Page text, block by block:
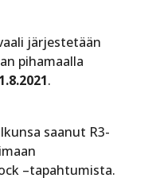
järjestetään
pihamaalla
.
saanut R3-
–tapahtumista.